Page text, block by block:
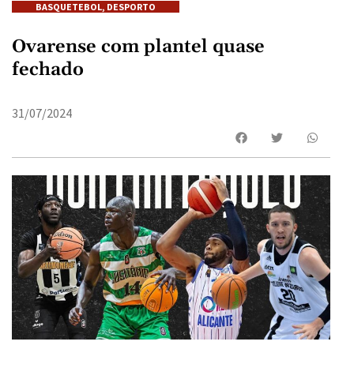
BASQUETEBOL, DESPORTO
Ovarense com plantel quase
fechado
31/07/2024